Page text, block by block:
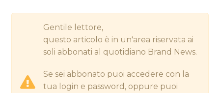
Gentile lettore,
questo articolo è in un'area riservata ai
soli abbonati al quotidiano Brand News.
Se sei abbonato puoi accedere con la
tua login e password, oppure puoi